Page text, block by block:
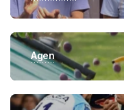
Agen